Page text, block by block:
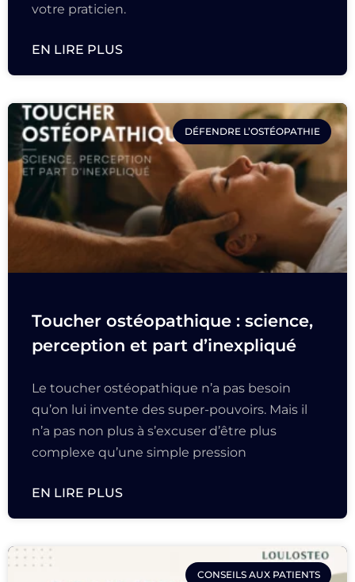
votre praticien.
EN LIRE PLUS
DÉFENDRE L’OSTÉOPATHIE
Toucher ostéopathique : science,
perception et part d’inexpliqué
Le toucher ostéopathique n’a pas besoin
qu’on lui invente des super-pouvoirs. Mais il
n’a pas non plus à s’excuser d’être plus
complexe qu’une simple pression
EN LIRE PLUS
CONSEILS AUX PATIENTS